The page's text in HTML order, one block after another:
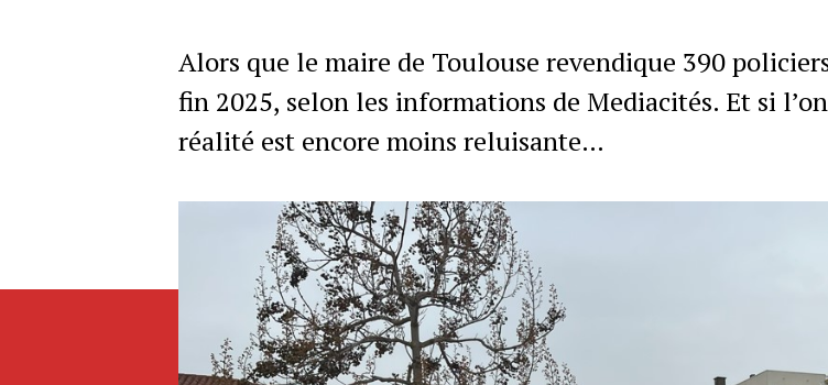
Alors que le maire de Toulouse revendique 390
fin 2025, selon les informations de Mediacités. Et si
réalité est encore moins reluisante…